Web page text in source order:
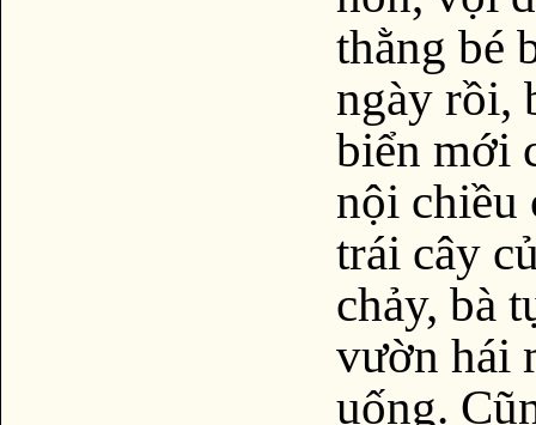
thằng bé
ngày rồi,
biển mới
nội chiều
trái cây
chảy, bà
vườn hái
uống.